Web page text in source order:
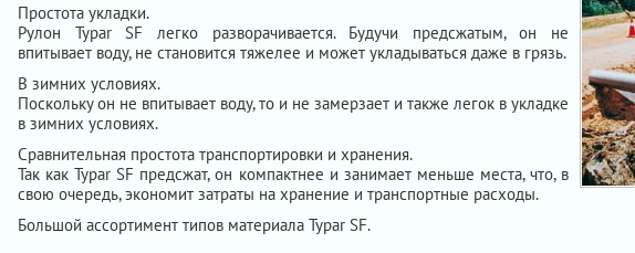
Простота укладки.
Рулон Typar SF легко разворачивается. Будучи предсжатым, он не
впитывает воду, не становится тяжелее и может укладываться даже в грязь.
В зимних условиях.
Поскольку он не впитывает воду, то и не замерзает и также легок в укладке
в зимних условиях.
Сравнительная простота транспортировки и хранения.
Так как Typar SF предсжат, он компактнее и занимает меньше места, что, в
свою очередь, экономит затраты на хранение и транспортные расходы.
Большой ассортимент типов материала Typar SF.